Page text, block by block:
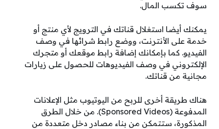
سوف تكسب المال.
يمكنك أيضا استغلال قناتك في الترويج لأي منتج أو
خدمة على الأنترنت، ووضع رابط شرائها في وصف
الفيديو. كما بإمكانك إضافة رابط موقعك أو متجرك
الإلكتروني في وصف الفيديوهات للحصول على زيارات
مجانية من قناتك.
هناك طريقة أخرى للربح من اليوتيوب مثل الإعلانات
المدفوعة (Sponsored Videos). من خلال الطرق
المذكورة، ستتمكن من بناء مصادر دخل متعددة من